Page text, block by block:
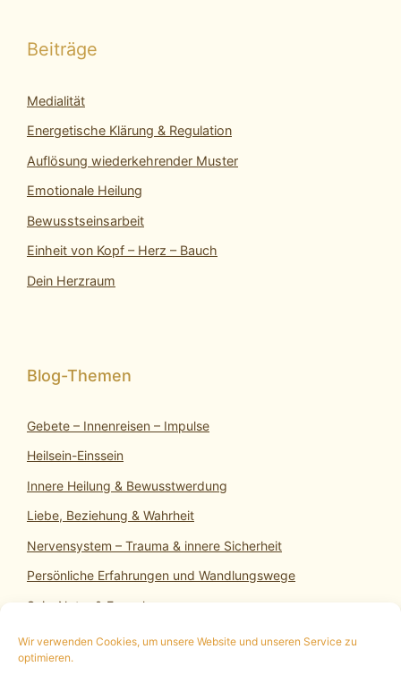
Wir verwenden Cookies, um unsere Website und unseren Service zu
optimieren.
Beiträge
Medialität
Energetische Klärung & Regulation
Auflösung wiederkehrender Muster
Emotionale Heilung
Bewusstseinsarbeit
Einheit von Kopf – Herz – Bauch
Dein Herzraum
Gebete – Innenreisen – Impulse
Heilsein-Einssein
Innere Heilung & Bewusstwerdung
Liebe, Beziehung & Wahrheit
Nervensystem – Trauma & innere Sicherheit
Persönliche Erfahrungen und Wandlungswege
SeinsNatur & Erwachen